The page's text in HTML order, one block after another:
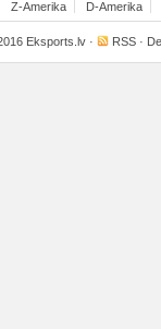
Z-Amerika D-Amerika
Eksports.lv · RSS ·